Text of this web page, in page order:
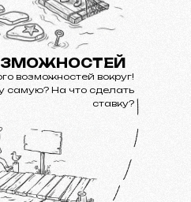
возможностей вокруг!
самую? На что сделать
ставку?